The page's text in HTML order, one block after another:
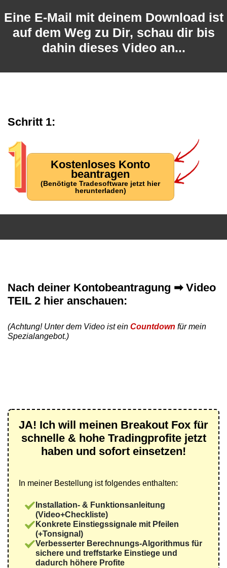
Eine E-Mail mit deinem Download ist
auf dem Weg zu Dir, schau dir bis
dahin dieses Video an...
Schritt 1:
Kostenloses Konto
beantragen
(Benötigte Tradesoftware jetzt hier
herunterladen)
Nach deiner Kontobeantragung ➡ Video
TEIL 2 hier anschauen:
(Achtung! Unter dem Video ist ein Countdown für mein
Spezialangebot.)
JA! Ich will meinen Breakout Fox für
schnelle & hohe Tradingprofite jetzt
haben und sofort einsetzen!
In meiner Bestellung ist folgendes enthalten:
Installation- & Funktionsanleitung
(Video+Checkliste)
Konkrete Einstiegssignale mit Pfeilen
(+Tonsignal)
Verbesserter Berechnungs-Algorithmus für
sichere und treffstarke Einstiege und
dadurch höhere Profite